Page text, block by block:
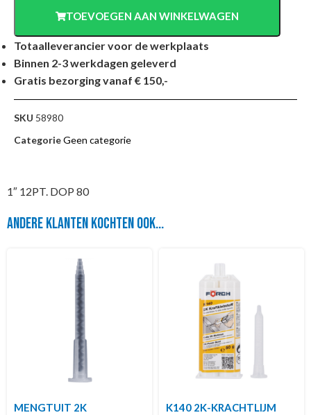
TOEVOEGEN AAN WINKELWAGEN
Totaalleverancier voor de werkplaats
Binnen 2-3 werkdagen geleverd
Gratis bezorging vanaf € 150,-
SKU 58980
CategorieGeen categorie
1″ 12PT. DOP 80
Andere klanten kochten ook...
MENGTUIT 2K
K140 2K-KRACHTLIJM